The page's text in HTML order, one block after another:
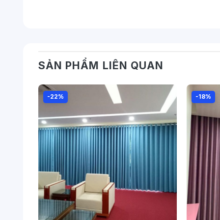
SẢN PHẨM LIÊN QUAN
-22% -18%